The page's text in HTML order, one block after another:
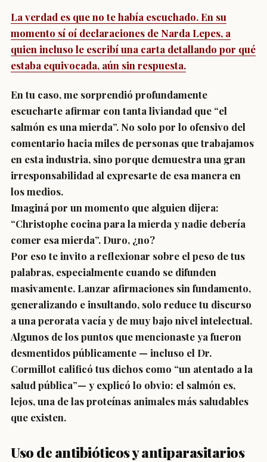
La verdad es que no te había escuchado. En su
momento sí oí declaraciones de Narda Lepes, a
quien incluso le escribí una carta detallando por qué
estaba equivocada, aún sin respuesta.
En tu caso, me sorprendió profundamente
escucharte afirmar con tanta liviandad que “el
salmón es una mierda”. No solo por lo ofensivo del
comentario hacia miles de personas que trabajamos
en esta industria, sino porque demuestra una gran
irresponsabilidad al expresarte de esa manera en
los medios.
Imaginá por un momento que alguien dijera:
“Christophe cocina para la mierda y nadie debería
comer esa mierda”. Duro, ¿no?
Por eso te invito a reflexionar sobre el peso de tus
palabras, especialmente cuando se difunden
masivamente. Lanzar afirmaciones sin fundamento,
generalizando e insultando, solo reduce tu discurso
a una perorata vacía y de muy bajo nivel intelectual.
Algunos de los puntos que mencionaste ya fueron
desmentidos públicamente — incluso el Dr.
Cormillot calificó tus dichos como “un atentado a la
salud pública”— y explicó lo obvio: el salmón es,
lejos, una de las proteínas animales más saludables
que existen.
Uso de antibióticos y antiparasitarios